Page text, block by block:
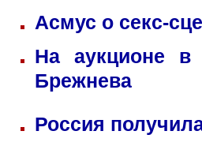
Асмус о секс-
На аукционе в
Брежнева
Россия